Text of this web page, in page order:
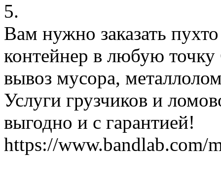
5.
Вам нужно заказать
контейнер в любую точку
вывоз мусора,
Услуги грузчиков и
выгодно и с гарантией!
https://www.bandlab.com/